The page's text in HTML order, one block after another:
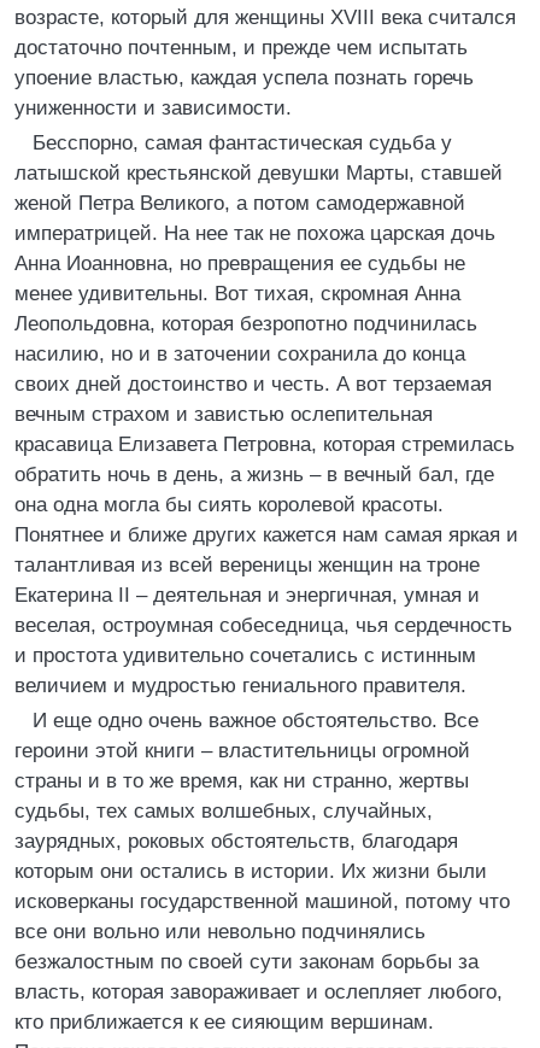
возрасте, который для женщины XVIII века считался
достаточно почтенным, и прежде чем испытать
упоение властью, каждая успела познать горечь
униженности и зависимости.
Бесспорно, самая фантастическая судьба у
латышской крестьянской девушки Марты, ставшей
женой Петра Великого, а потом самодержавной
императрицей. На нее так не похожа царская дочь
Анна Иоанновна, но превращения ее судьбы не
менее удивительны. Вот тихая, скромная Анна
Леопольдовна, которая безропотно подчинилась
насилию, но и в заточении сохранила до конца
своих дней достоинство и честь. А вот терзаемая
вечным страхом и завистью ослепительная
красавица Елизавета Петровна, которая стремилась
обратить ночь в день, а жизнь – в вечный бал, где
она одна могла бы сиять королевой красоты.
Понятнее и ближе других кажется нам самая яркая и
талантливая из всей вереницы женщин на троне
Екатерина II – деятельная и энергичная, умная и
веселая, остроумная собеседница, чья сердечность
и простота удивительно сочетались с истинным
величием и мудростью гениального правителя.
И еще одно очень важное обстоятельство. Все
героини этой книги – властительницы огромной
страны и в то же время, как ни странно, жертвы
судьбы, тех самых волшебных, случайных,
заурядных, роковых обстоятельств, благодаря
которым они остались в истории. Их жизни были
исковерканы государственной машиной, потому что
все они вольно или невольно подчинялись
безжалостным по своей сути законам борьбы за
власть, которая завораживает и ослепляет любого,
кто приближается к ее сияющим вершинам.